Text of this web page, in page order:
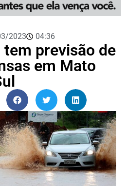
2023 04:36
previsão de
em Mato